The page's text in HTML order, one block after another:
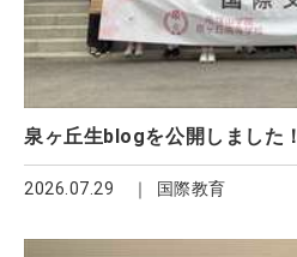
泉ヶ丘生blogを公開しました！
2026.07.29 国際教育